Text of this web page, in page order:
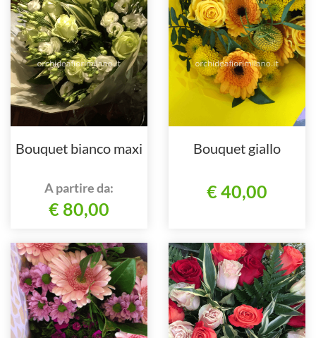
Bouquet bianco maxi
A partire da:
€ 80,00
Bouquet giallo
€ 40,00